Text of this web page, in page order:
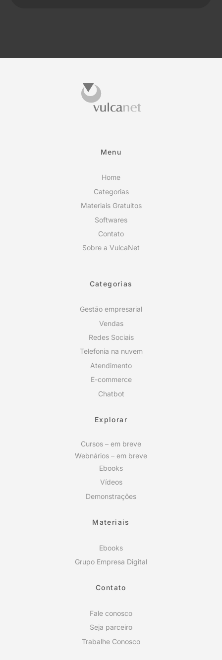
Menu
Home
Categorias
Materiais Gratuitos
Softwares
Contato
Sobre a VulcaNet
Categorias
Gestão empresarial
Vendas
Redes Sociais
Telefonia na nuvem
Atendimento
E-commerce
Chatbot
Explorar
Cursos – em breve
Webnários – em breve
Ebooks
Vídeos
Demonstrações
Materiais
Ebooks
Grupo Empresa Digital
Contato
Fale conosco
Seja parceiro
Trabalhe Conosco